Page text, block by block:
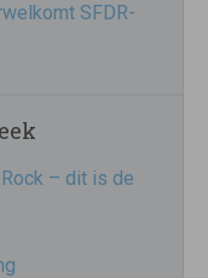
SFDR-
– dit is de